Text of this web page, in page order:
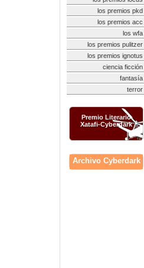
los premios pkd
los premios acc
los wfa
los premios pulitzer
los premios ignotus
ciencia ficción
fantasía
terror
Premio Literario
Xatafi-Cyberdark
Archivo Cyberdark